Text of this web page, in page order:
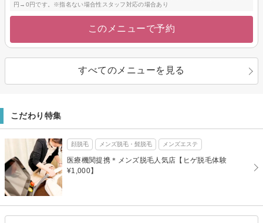
円→0円です。※指名ない場合性スタッフ対応の場合あり
このメニューで予約
すべてのメニューを見る
こだわり特集
顔脱毛 メンズ脱毛・髭脱毛 メンズエステ
医療機関提携＊メンズ脱毛人気店【ヒゲ脱毛体験
¥1,000】